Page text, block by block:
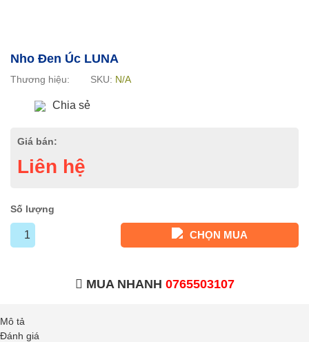
Nho Đen Úc LUNA
Thương hiệu: SKU: N/A
Chia sẻ
Giá bán:
Liên hệ
Số lượng
CHỌN MUA
MUA NHANH 0765503107
Mô tả
Đánh giá